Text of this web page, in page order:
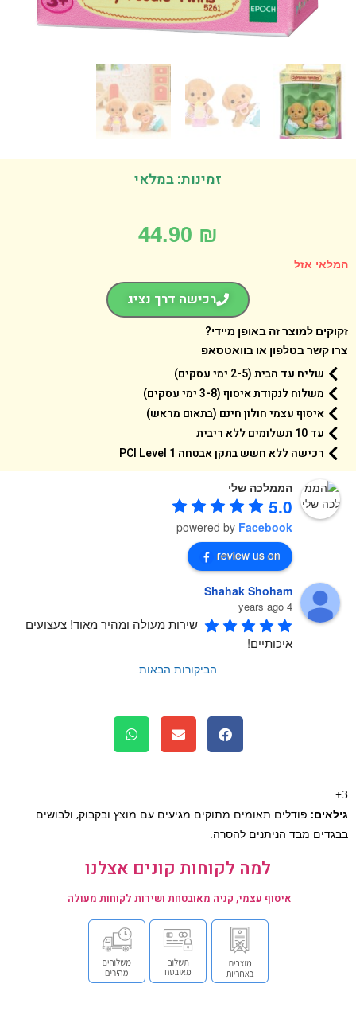
זמינות: במלאי
44.90
אזל
רכישה דרך נציג
למוצר זה באופן מיידי?
קשר בטלפון או בוואטסאפ
שליח עד הבית (2-5 ימי עסקים)
משלוח לנקודת איסוף (3-8 ימי עסקים)
איסוף עצמי חולון חינם (בתאום מראש)
עד 10 תשלומים ללא ריבית
רכישה ללא חשש בתקן אבטחה 1 PCI Level
הממלכה שלי
5.0
powered byFacebook
review us on
Shahak Shoham
4 years ago
שירות מעולה ומהיר מאוד! צעצועים
איכותיים!
הביקורות הבאות
פודלים תאומים מתוקים מגיעים עם מוצץ ובקבוק, ולבושים
מבד הניתנים להסרה.
למה לקוחות קונים אצלנו
איסוף עצמי, קניה מאובטחת ושירות לקוחות מעולה